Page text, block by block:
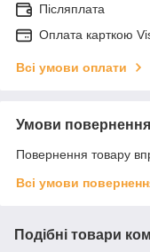
Післяплата
Оплата карткою
Всі умови оплати
Умови повернення
Повернення товару
Всі умови
Подібні товари